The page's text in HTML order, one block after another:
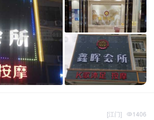
1406
[江门]